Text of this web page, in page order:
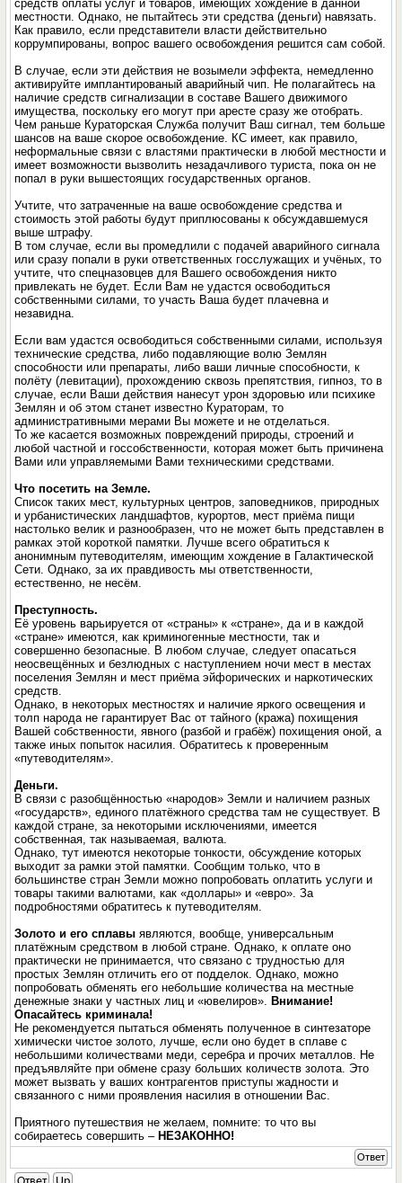
средств оплаты услуг и товаров, имеющих хождение в данной
местности. Однако, не пытайтесь эти средства (деньги) навязать.
Как правило, если представители власти действительно
коррумпированы, вопрос вашего освобождения решится сам собой.
В случае, если эти действия не возымели эффекта, немедленно
активируйте имплантированый аварийный чип. Не полагайтесь на
наличие средств сигнализации в составе Вашего движимого
имущества, поскольку его могут при аресте сразу же отобрать.
Чем раньше Кураторская Служба получит Ваш сигнал, тем больше
шансов на ваше скорое освобождение. КС имеет, как правило,
неформальные связи с властями практически в любой местности и
имеет возможности вызволить незадачливого туриста, пока он не
попал в руки вышестоящих государственных органов.
Учтите, что затраченные на ваше освобождение средства и
стоимость этой работы будут приплюсованы к обсуждавшемуся
выше штрафу.
В том случае, если вы промедлили с подачей аварийного сигнала
или сразу попали в руки ответственных госслужащих и учёных, то
учтите, что спецназовцев для Вашего освобождения никто
привлекать не будет. Если Вам не удастся освободиться
собственными силами, то участь Ваша будет плачевна и
незавидна.
Если вам удастся освободиться собственными силами, используя
технические средства, либо подавляющие волю Землян
способности или препараты, либо ваши личные способности, к
полёту (левитации), прохождению сквозь препятствия, гипноз, то в
случае, если Ваши действия нанесут урон здоровью или психике
Землян и об этом станет известно Кураторам, то
административными мерами Вы можете и не отделаться.
То же касается возможных повреждений природы, строений и
любой частной и госсобственности, которая может быть причинена
Вами или управляемыми Вами техническими средствами.
Что посетить на Земле.
Список таких мест, культурных центров, заповедников, природных
и урбанистических ландшафтов, курортов, мест приёма пищи
настолько велик и разнообразен, что не может быть представлен в
рамках этой короткой памятки. Лучше всего обратиться к
анонимным путеводителям, имеющим хождение в Галактической
Сети. Однако, за их правдивость мы ответственности,
естественно, не несём.
Преступность.
Её уровень варьируется от «страны» к «стране», да и в каждой
«стране» имеются, как криминогенные местности, так и
совершенно безопасные. В любом случае, следует опасаться
неосвещённых и безлюдных с наступлением ночи мест в местах
поселения Землян и мест приёма эйфорических и наркотических
средств.
Однако, в некоторых местностях и наличие яркого освещения и
толп народа не гарантирует Вас от тайного (кража) похищения
Вашей собственности, явного (разбой и грабёж) похищения оной, а
также иных попыток насилия. Обратитесь к проверенным
«путеводителям».
Деньги.
В связи с разобщённостью «народов» Земли и наличием разных
«государств», единого платёжного средства там не существует. В
каждой стране, за некоторыми исключениями, имеется
собственная, так называемая, валюта.
Однако, тут имеются некоторые тонкости, обсуждение которых
выходит за рамки этой памятки. Сообщим только, что в
большинстве стран Земли можно попробовать оплатить услуги и
товары такими валютами, как «доллары» и «евро». За
подробностями обратитесь к путеводителям.
Золото и его сплавы являются, вообще, универсальным
платёжным средством в любой стране. Однако, к оплате оно
практически не принимается, что связано с трудностью для
простых Землян отличить его от подделок. Однако, можно
попробовать обменять его небольшие количества на местные
денежные знаки у частных лиц и «ювелиров». Внимание!
Опасайтесь криминала!
Не рекомендуется пытаться обменять полученное в синтезаторе
химически чистое золото, лучше, если оно будет в сплаве с
небольшими количествами меди, серебра и прочих металлов. Не
предъявляйте при обмене сразу больших количеств золота. Это
может вызвать у ваших контрагентов приступы жадности и
связанного с ними проявления насилия в отношении Вас.
Приятного путешествия не желаем, помните: то что вы
собираетесь совершить – НЕЗАКОННО!
Ответ